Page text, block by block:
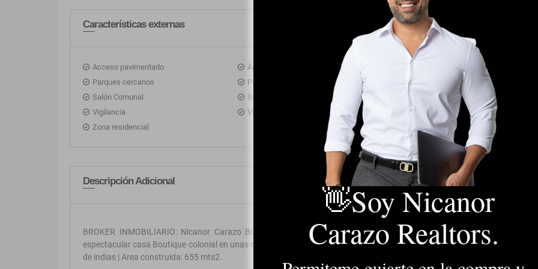
Características externas
Acceso pavimentado Áreas Turísticas
Parqueadero visitantes
Parques cercanos
Patio
Piscina
Salón Comunal
Sobre vía principal
Terraza
Vigilancia
Vivienda unifamiliar
Zona comercial
Zona residencial
Descripción Adicional
BROKER INMOBILIARIO: Nicanor Carazo Bustamante - ESTADO DEL INMUEBLE: Excelente - ¿LO QUIERES?
espectacular casa Boutique colonial en unas de las calles mas importante del CENTRO HISTORICO en la ciudad de
de indias | Area construida: 655 mts2.
👋Soy Nicanor
Carazo Realtors.